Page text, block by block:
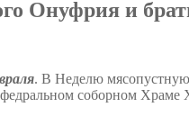
Онуфрия и
. В Неделю
соборном Храме